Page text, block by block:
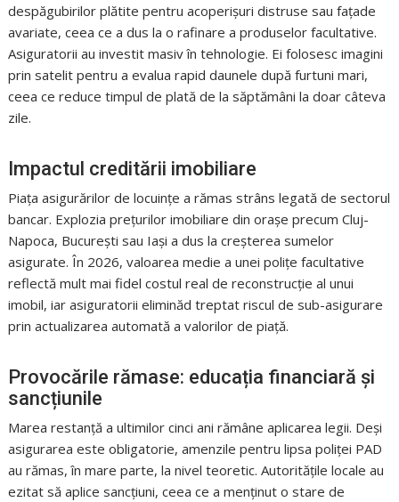
despăgubirilor plătite pentru acoperișuri distruse sau fațade
avariate, ceea ce a dus la o rafinare a produselor facultative.
Asiguratorii au investit masiv în tehnologie. Ei folosesc imagini
prin satelit pentru a evalua rapid daunele după furtuni mari,
ceea ce reduce timpul de plată de la săptămâni la doar câteva
zile.
Impactul creditării imobiliare
Piața asigurărilor de locuințe a rămas strâns legată de sectorul
bancar. Explozia prețurilor imobiliare din orașe precum Cluj-
Napoca, București sau Iași a dus la creșterea sumelor
asigurate. În 2026, valoarea medie a unei polițe facultative
reflectă mult mai fidel costul real de reconstrucție al unui
imobil, iar asiguratorii eliminăd treptat riscul de sub-asigurare
prin actualizarea automată a valorilor de piață.
Provocările rămase: educația financiară și
sancțiunile
Marea restanță a ultimilor cinci ani rămâne aplicarea legii. Deși
asigurarea este obligatorie, amenzile pentru lipsa poliței PAD
au rămas, în mare parte, la nivel teoretic. Autoritățile locale au
ezitat să aplice sancțiuni, ceea ce a menținut o stare de